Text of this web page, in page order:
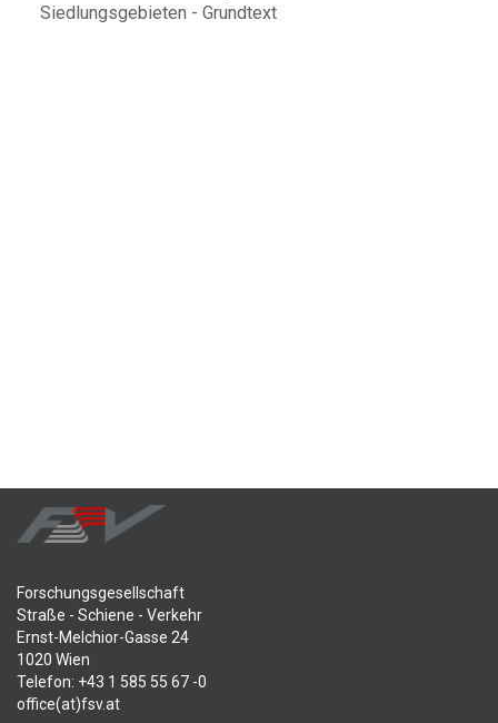
Siedlungsgebieten - Grundtext
Forschungsgesellschaft
Straße - Schiene - Verkehr
Ernst-Melchior-Gasse 24
1020 Wien
Telefon: +43 1 585 55 67 -0
office(at)fsv.at